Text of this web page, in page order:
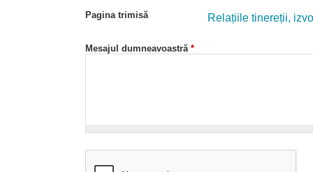
Pagina trimisă Relațiile tinereții,
Mesajul dumneavoastră *